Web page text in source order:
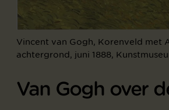
Vincent van Gogh, Korenveld met
achtergrond, juni 1888,
Van Gogh over